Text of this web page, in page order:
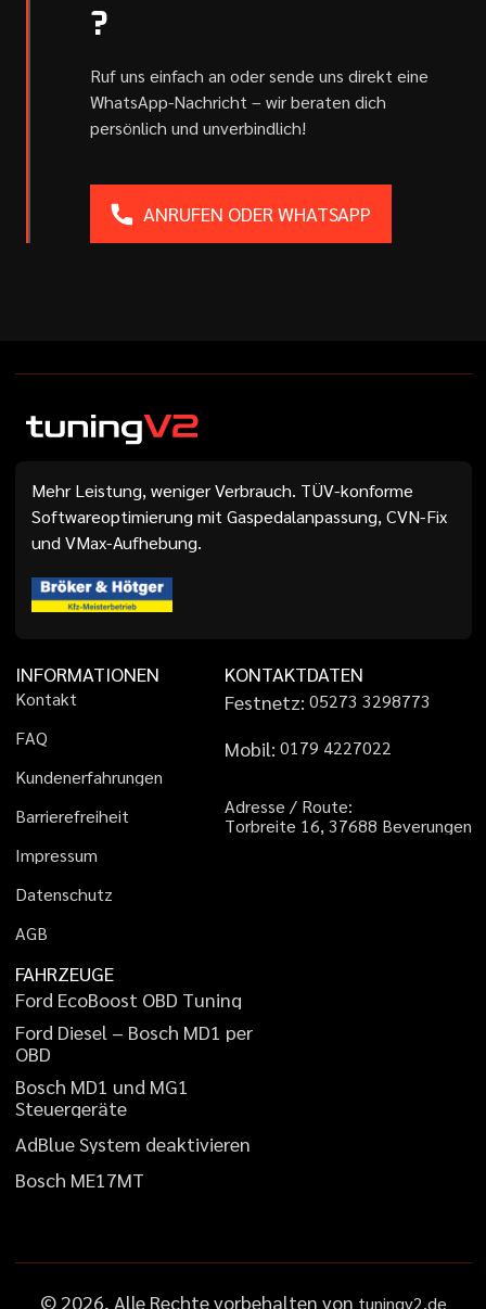
?
Ruf uns einfach an oder sende uns direkt eine
WhatsApp-Nachricht – wir beraten dich
persönlich und unverbindlich!
ANRUFEN ODER WHATSAPP
Mehr Leistung, weniger Verbrauch. TÜV-konforme
Softwareoptimierung mit Gaspedalanpassung, CVN-Fix
und VMax-Aufhebung.
INFORMATIONEN
Kontakt
FAQ
Kundenerfahrungen
Barrierefreiheit
Impressum
Datenschutz
AGB
KONTAKTDATEN
Festnetz: 05273 3298773
Mobil: 01 79 4227022
Adresse / Route:
Torbreite 16, 37688 Beverungen
FAHRZEUGE
Ford EcoBoost OBD Tuning
Ford Diesel – Bosch MD1 per
OBD
Bosch MD1 und MG1
Steuergeräte
AdBlueSystem deaktivieren
Bosch ME17MT
© 2026, Alle Rechte vorbehalten von tuningv2.de